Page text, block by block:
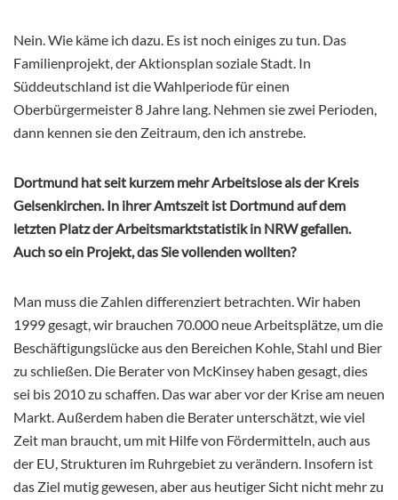
Nein. Wie käme ich dazu. Es ist noch einiges zu tun. Das
Familienprojekt, der Aktionsplan soziale Stadt. In
Süddeutschland ist die Wahlperiode für einen
Oberbürgermeister 8 Jahre lang. Nehmen sie zwei Perioden,
dann kennen sie den Zeitraum, den ich anstrebe.
Dortmund hat seit kurzem mehr Arbeitslose als der Kreis
Gelsenkirchen. In ihrer Amtszeit ist Dortmund auf dem
letzten Platz der Arbeitsmarktstatistik in NRW gefallen.
Auch so ein Projekt, das Sie vollenden wollten?
Man muss die Zahlen differenziert betrachten. Wir haben
1999 gesagt, wir brauchen 70.000 neue Arbeitsplätze, um die
Beschäftigungslücke aus den Bereichen Kohle, Stahl und Bier
zu schließen. Die Berater von McKinsey haben gesagt, dies
sei bis 2010 zu schaffen. Das war aber vor der Krise am neuen
Markt. Außerdem haben die Berater unterschätzt, wie viel
Zeit man braucht, um mit Hilfe von Fördermitteln, auch aus
der EU, Strukturen im Ruhrgebiet zu verändern. Insofern ist
das Ziel mutig gewesen, aber aus heutiger Sicht nicht mehr zu